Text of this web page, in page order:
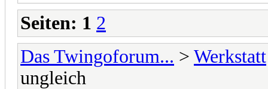
Seiten: 1 2
Das Twingoforum... > Werkstatt
ungleich